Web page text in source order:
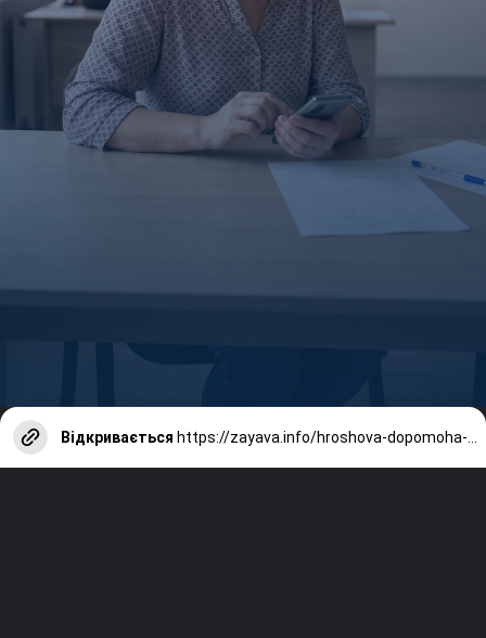
Відкривається